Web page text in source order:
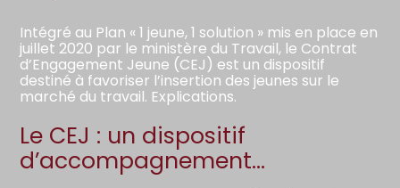
Intégré au Plan « 1 jeune, 1 solution » mis en place en
juillet 2020 par le ministère du Travail, le Contrat
d’Engagement Jeune (CEJ) est un dispositif
destiné à favoriser l’insertion des jeunes sur le
marché du travail. Explications.
Le CEJ : un dispositif
d’accompagnement…